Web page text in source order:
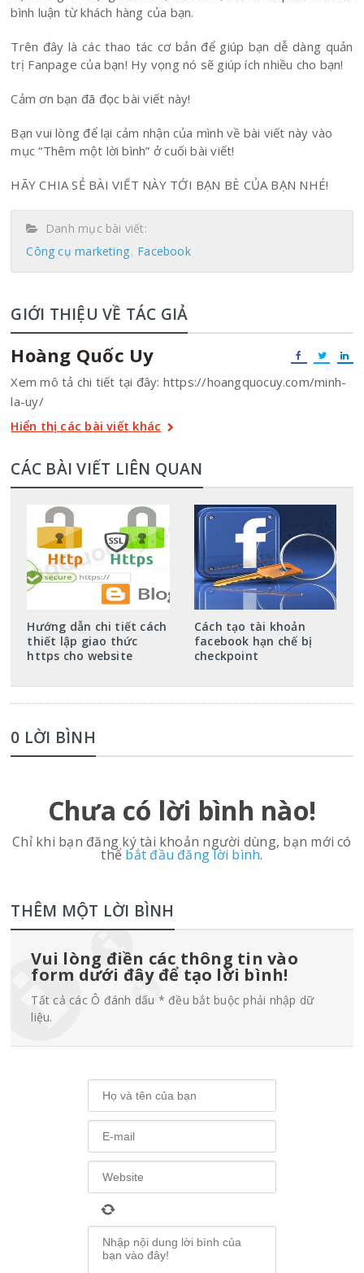
bình luận từ khách hàng của bạn.
Trên đây là các thao tác cơ bản để giúp bạn dễ dàng quản
trị Fanpage của bạn! Hy vọng nó sẽ giúp ích nhiều cho bạn!
Cảm ơn bạn đã đọc bài viết này!
Bạn vui lòng để lại cảm nhận của mình về bài viết này vào
mục “Thêm một lời bình” ở cuối bài viết!
HÃY CHIA SẺ BÀI VIẾT NÀY TỚI BẠN BÈ CỦA BẠN NHÉ!
Danh mục bài viết:
Công cụ marketing Facebook
GIỚI THIỆU VỀ TÁC GIẢ
Hoàng Quốc Uy
Xem mô tả chi tiết tại đây: https://hoangquocuy.com/minh-
la-uy/
Hiển thị các bài viết khác
CÁC BÀI VIẾT LIÊN QUAN
Hướng dẫn chi tiết cách
thiết lập giao thức
https cho website
Cách tạo tài khoản
facebook hạn chế bị
checkpoint
0 LỜI BÌNH
Chưa có lời bình nào!
Chỉ khi bạn đăng ký tài khoản người dùng, bạn mới có
thể bắt đầu đăng lời bình.
THÊM MỘT LỜI BÌNH
Vui lòng điền các thông tin vào
form dưới đây để tạo lời bình!
Tất cả các Ô đánh dấu * đều bắt buộc phải nhập dữ
liệu.